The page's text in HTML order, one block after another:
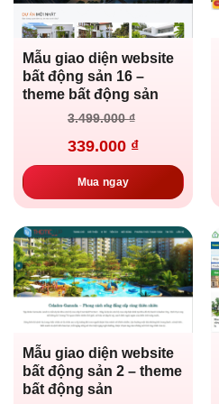
Mẫu giao diện website
bất động sản 16 –
theme bất động sản
3.499.000₫
Giá
là:
3.499.000 ₫.
339.000 ₫
Giá
tại
là:
339.000 ₫.
Mua ngay
Mẫu giao diện website
bất động sản 2 – theme
bất động sản